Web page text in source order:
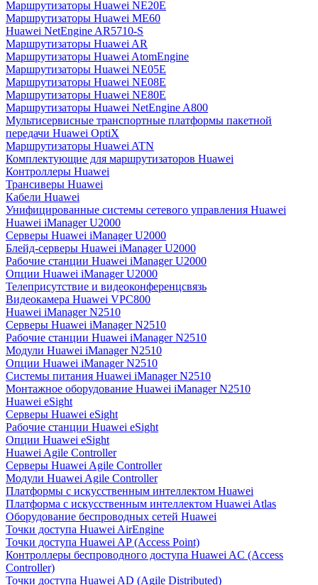
Маршрутизаторы Huawei NE20E
Маршрутизаторы Huawei ME60
Huawei NetEngine AR5710-S
Маршрутизаторы Huawei AR
Маршрутизаторы Huawei AtomEngine
Маршрутизаторы Huawei NE05E
Маршрутизаторы Huawei NE08E
Маршрутизаторы Huawei NE80E
Маршрутизаторы Huawei NetEngine A800
Мультисервисные транспортные платформы пакетной
передачи Huawei OptiX
Маршрутизаторы Huawei ATN
Комплектующие для маршрутизаторов Huawei
Контроллеры Huawei
Трансиверы Huawei
Кабели Huawei
Унифицированные системы сетевого управления Huawei
Huawei iManager U2000
Серверы Huawei iManager U2000
Блейд-серверы Huawei iManager U2000
Рабочие станции Huawei iManager U2000
Опции Huawei iManager U2000
Телеприсутствие и видеоконференцсвязь
Видеокамера Huawei VPC800
Huawei iManager N2510
Серверы Huawei iManager N2510
Рабочие станции Huawei iManager N2510
Модули Huawei iManager N2510
Опции Huawei iManager N2510
Системы питания Huawei iManager N2510
Монтажное оборудование Huawei iManager N2510
Huawei eSight
Серверы Huawei eSight
Рабочие станции Huawei eSight
Опции Huawei eSight
Huawei Agile Controller
Серверы Huawei Agile Controller
Модули Huawei Agile Controller
Платформы с искусственным интеллектом Huawei
Платформа с искусственным интеллектом Huawei Atlas
Оборудование беспроводных сетей Huawei
Точки доступа Huawei AirEngine
Точки доступа Huawei AP (Access Point)
Контроллеры беспроводного доступа Huawei AC (Access
Controller)
Точки доступа Huawei AD (Agile Distributed)